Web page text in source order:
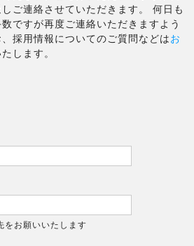
ご連絡させていただきます。 何日も
ですが再度ご連絡いただきますよう
採用情報についてのご質問などはお
します。
お願いいたします